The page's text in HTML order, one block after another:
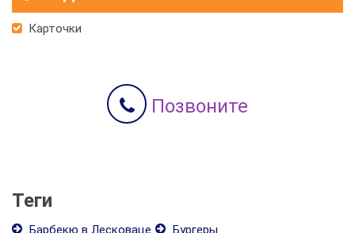
Карточки
Позвоните
Теги
Барбекю в Лесковаце Бургеры